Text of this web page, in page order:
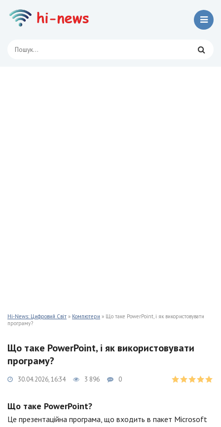
Hi-News: Цифровий Світ » Компютери » Що таке PowerPoint, і як використовувати
програму?
Що таке PowerPoint, і як використовувати
програму?
30.04.2026, 16:34 3 896 0
Що таке PowerPoint?
Це презентаційна програма, що входить в пакет Microsoft